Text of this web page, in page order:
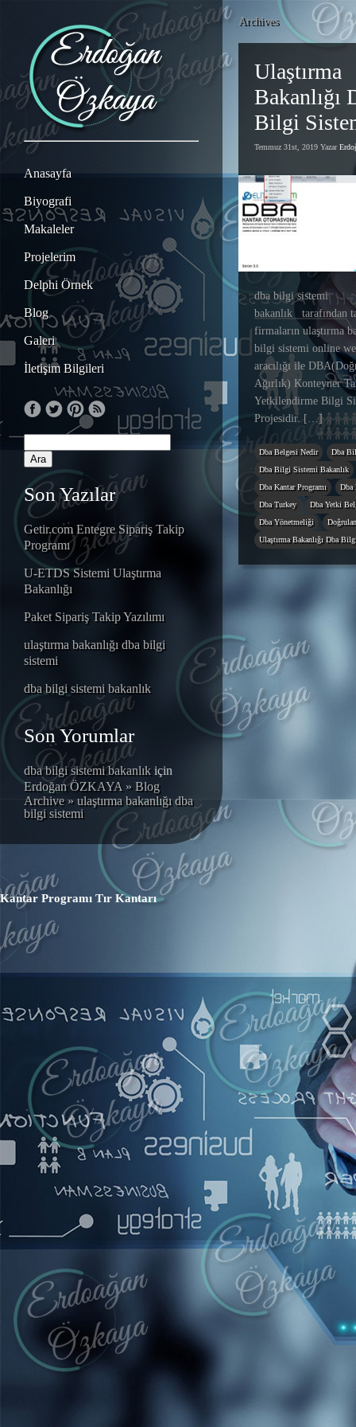
Anasayfa
Biyografi
Makaleler
Projelerim
Delphi Örnek
Blog
Galeri
İletişim Bilgileri
Son Yazılar
Getir.com Entegre Sipariş Takip
Programı
U-ETDS Sistemi Ulaştırma
Bakanlığı
Paket Sipariş Takip Yazılımı
ulaştırma bakanlığı dba bilgi
sistemi
dba bilgi sistemi bakanlık
Son Yorumlar
dba bilgi sistemi bakanlıkiçin
Erdoğan ÖZKAYA » Blog
Archive » ulaştırma bakanlığı dba
bilgi sistemi
Archives
Ulaştırma
Bakanlığı
Bilgi
Temmuz 31st, 2019 Yazar
dba bilgi sistemi
bakanlık tarafından
firmaların ulaştırma
bilgi sistemi online
aracılığı ile
Ağırlık) Konteyner
Yetkilendirme Bilgi
Projesidir. […]
Dba Belgesi Nedir
Dba
Dba Bilgi Sistemi Bakanlık
Dba Kantar Programı
Dba
Dba Turkey
Dba Yetki
Dba Yönetmeliği
Ulaştırma Bakanlığı Dba
Kantar Programı Tır Kantarı